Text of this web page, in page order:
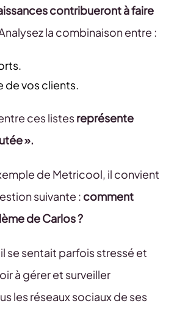
contribueront à faire
la combinaison entre :
de vos clients.
ces listesreprésente
».
de Metricool, il convient
suivante : comment
de Carlos ?
se sentait parfois stressé et
à gérer et surveiller
les réseaux sociaux de ses